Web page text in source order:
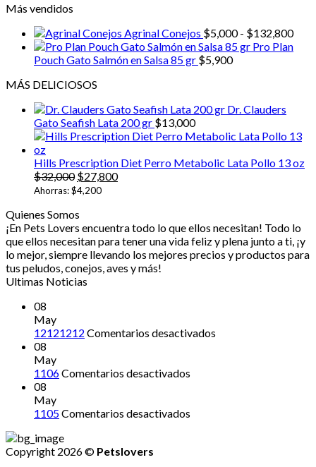
se
pueden
elegir
página
de
producto
Más vendidos
Agrinal Conejos $5,000 - $132,800
de
Pro Plan
Pouch Gato Salmón en Salsa 85 gr $5,900
MÁS DELICIOSOS
Dr. Clauders
Gato Seafish Lata 200 gr $13,000
Hills Prescription Diet Perro Metabolic Lata Pollo 13 oz
$32,000 El
precio
era:
$32,000.
$27,800El
$27,800.
Ahorras:$4,200
Quienes Somos
¡En Pets Lovers encuentra todo lo que ellos necesitan! Todo lo
que ellos necesitan para tener una vida feliz y plena junto a ti, ¡y
lo mejor, siempre llevando los mejores precios y productos para
tus peludos, conejos, aves y más!
Ultimas Noticias
08
May
12121212 Comentarios desactivados
08
May
1106Comentarios desactivados
08
May
1105Comentarios desactivados
Copyright 2026 © Petslovers